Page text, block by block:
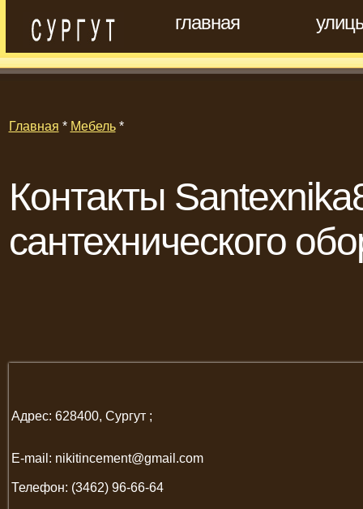
главная
Главная * Мебель*
Контакты
сантехнического
Адрес: 628400, Сургут ;
E-mail: nikitincement@gmail.com
Телефон: (3462) 96-66-64